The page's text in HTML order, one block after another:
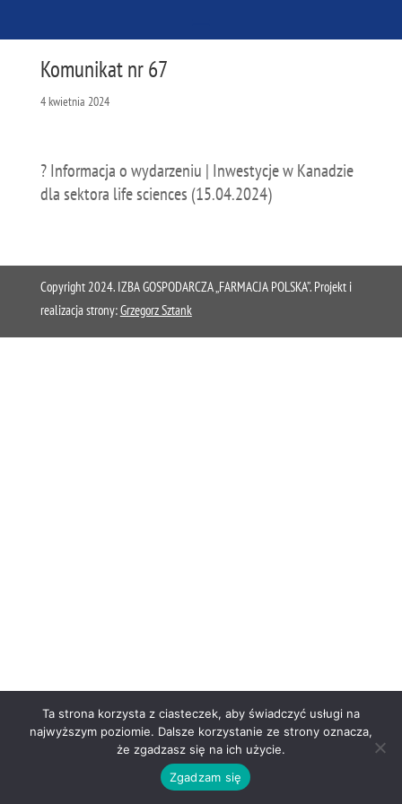
Komunikat nr 67
4 kwietnia 2024
? Informacja o wydarzeniu | Inwestycje w Kanadzie
dla sektora life sciences (15.04.2024)
Copyright 2024. IZBA GOSPODARCZA „FARMACJA POLSKA”. Projekt i
realizacja strony:Grzegorz Sztank
Ta strona korzysta z ciasteczek, aby świadczyć usługi na
najwyższym poziomie. Dalsze korzystanie ze strony oznacza,
że zgadzasz się na ich użycie.
Zgadzam się